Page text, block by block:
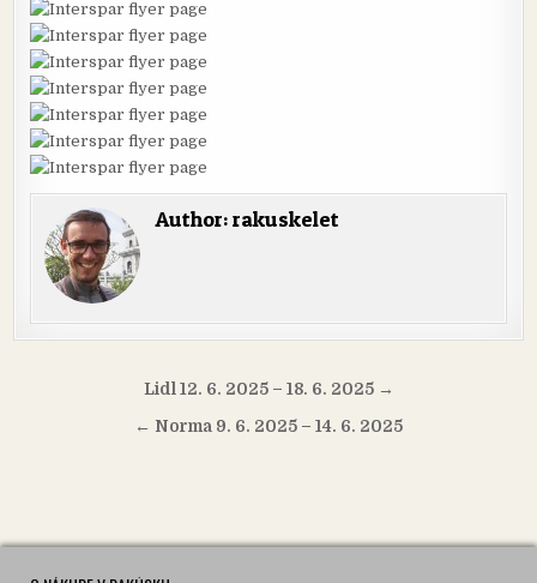
Author:rakuskelet
NavigáciaLidl 12. 6. 2025 – 18. 6. 2025 →
← Norma 9. 6. 2025 – 14. 6. 2025